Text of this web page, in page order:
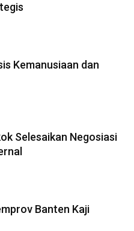
Kemanusiaan dan
Selesaikan Negosiasi
Banten Kaji